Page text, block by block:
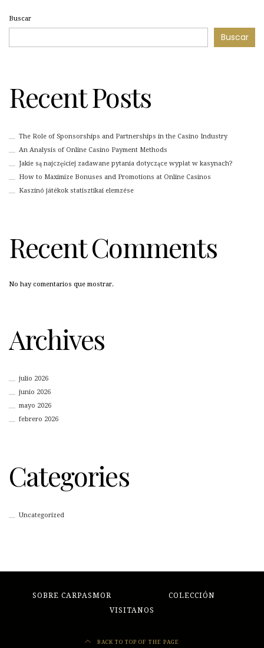
Buscar
Buscar
Recent Posts
The Role of Sponsorships and Partnerships in the Casino Industry
An Analysis of Online Casino Payment Methods
Jakie są najczęściej zadawane pytania dotyczące wypłat w kasynach?
How to Maximize Bonuses and Promotions at Online Casinos
Kaszinó játékok statisztikai elemzése
Recent Comments
No hay comentarios que mostrar.
Archives
julio 2026
junio 2026
mayo 2026
febrero 2026
Categories
Uncategorized
SOBRE CARPASMOR
COLECCIÓN
VISITANOS
BACK TO TOP OF THE PAGE